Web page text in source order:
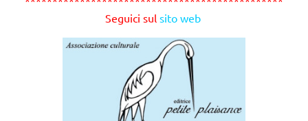
Seguici sul sito web